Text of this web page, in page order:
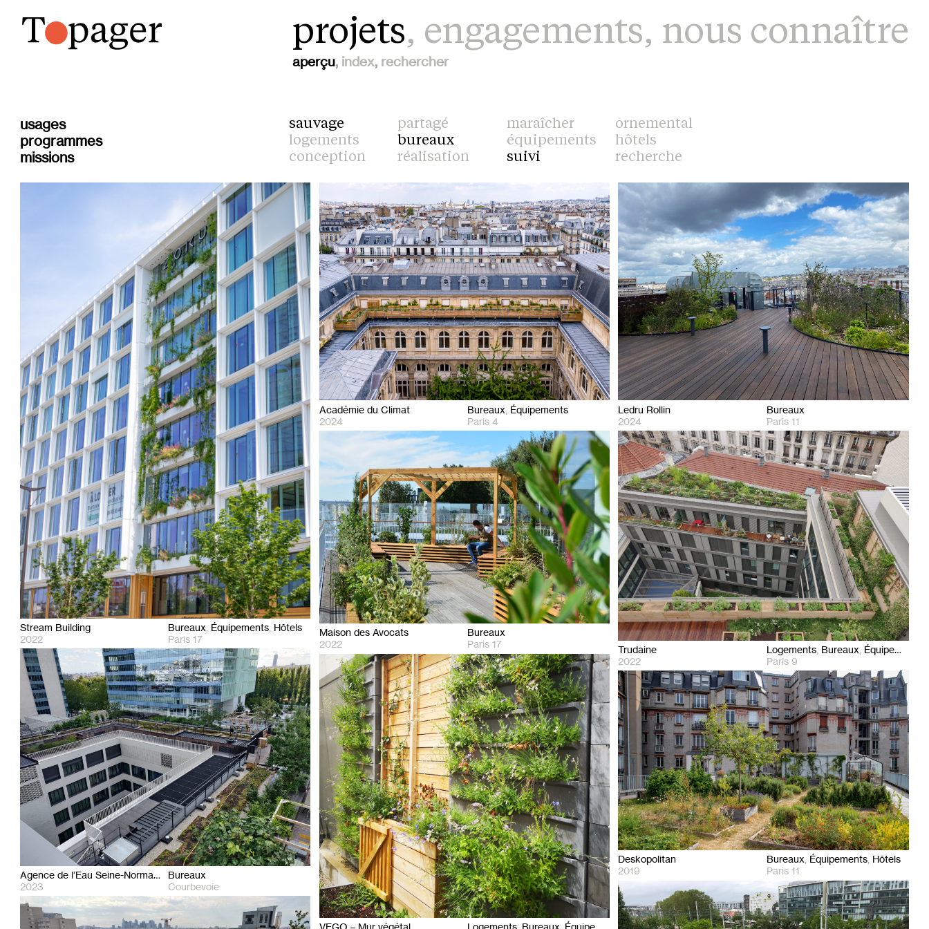
projets, engagements, nous connaître
aperçu index rechercher
usages sauvage partagé maraîcher ornemental
programmes logements bureaux équipements hôtels
missions conception réalisation suivi recherche
Stream Building
2022
Bureaux Équipements Hôtels
Paris 17
Académie du Climat
2024
Bureaux Équipements
Paris 4
Ledru Rollin
2024
Bureaux
Paris 11
Maison des Avocats
2022
Bureaux
Paris 17
Trudaine
2022
Logements Bureaux Équipements
Paris 9
Agence de l’Eau Seine-Normandie
2023
Bureaux
Courbevoie
Deskopolitan
2019
Bureaux Équipements Hôtels
Paris 11